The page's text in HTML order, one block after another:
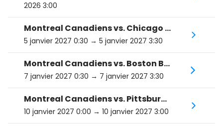
2026 3:00
Montreal Canadiens vs. Chicago Blackhawks
5 janvier 2027 0:30 → 5 janvier 2027 3:30
Montreal Canadiens vs. Boston Bruins
7 janvier 2027 0:30 → 7 janvier 2027 3:30
Montreal Canadiens vs. Pittsburgh Penguins
10 janvier 2027 0:00 → 10 janvier 2027 3:00